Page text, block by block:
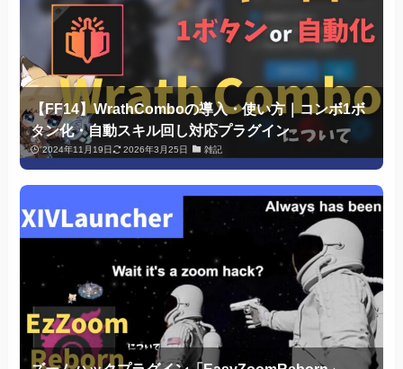
【FF14】WrathComboの導入・使い方｜コンボ1ボ
タン化・自動スキル回し対応プラグイン
2024年11月19日 2026年3月25日 雑記